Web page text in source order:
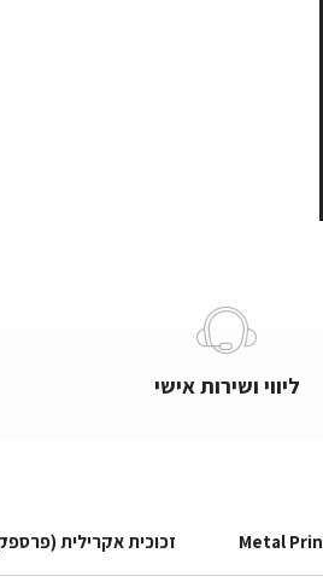
ליווי ושירות אישי
זכוכית אקרילית